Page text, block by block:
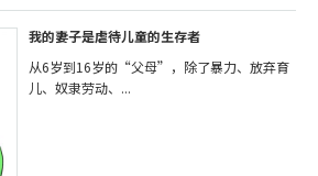
我的妻子是虐待儿童的生存者
从6岁到16岁的“父母”，除了暴力、放弃育
儿、奴隶劳动、...